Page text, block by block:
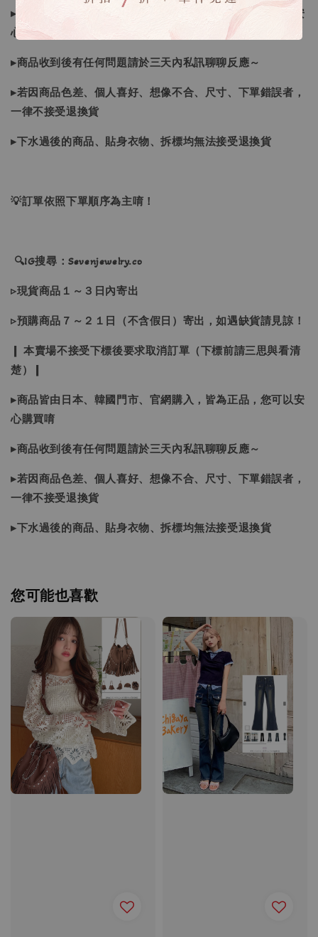
▸商品皆由日本、韓國門市、官網購入，皆為正品，您可以安
心購買唷
▸商品收到後有任何問題請於三天內私訊聊聊反應～
▸若因商品色差、個人喜好、想像不合、尺寸、下單錯誤者，
一律不接受退換貨
▸下水過後的商品、貼身衣物、拆標均無法接受退換貨
💡訂單依照下單順序為主唷！
🔍IG搜尋：Sevenjewelry.co
▹現貨商品１～３日內寄出
▹預購商品７～２１日（不含假日）寄出，如遇缺貨請見諒！
❙ 本賣場不接受下標後要求取消訂單（下標前請三思與看清
楚）❙
▸商品皆由日本、韓國門市、官網購入，皆為正品，您可以安
心購買唷
▸商品收到後有任何問題請於三天內私訊聊聊反應～
▸若因商品色差、個人喜好、想像不合、尺寸、下單錯誤者，
一律不接受退換貨
▸下水過後的商品、貼身衣物、拆標均無法接受退換貨
您可能也喜歡